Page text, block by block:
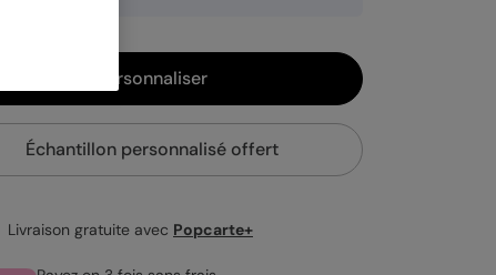
Personnaliser
Échantillon personnalisé offert
Livraison gratuite avec Popcarte+